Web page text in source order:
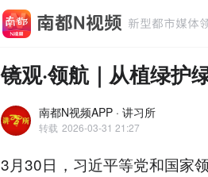
镜观·领航｜从植绿护
南都N视频APP · 讲习所
转载 2026-03-31 21:27
3月30日，习近平等党和国家